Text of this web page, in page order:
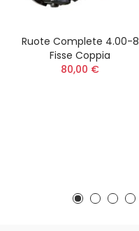
Ruote Complete 4.00-8
Fisse Coppia
80,00 €